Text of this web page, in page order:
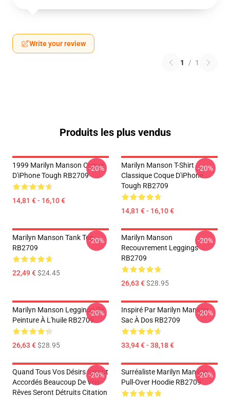
Write your review
1 / 1
Produits les plus vendus
1999 Marilyn Manson Coque
D'iPhone Tough RB2709
14,81 € - 16,10 €
-20%
Marilyn Manson T-Shirt
Classique Coque D'iPhone
Tough RB2709
14,81 € - 16,10 €
-20%
Marilyn Manson Tank Top
RB2709
22,49 €$24.45
-20%
Marilyn Manson
Recouvrement Leggings
RB2709
26,63 €$28.95
-20%
Marilyn Manson Leggings De
Peinture À L'huile RB2709
26,63 €$28.95
-20%
Inspiré Par Marilyn Manson
Sac À Dos RB2709
33,94 € - 38,18 €
-20%
Quand Tous Vos Désirs Seront
Accordés Beaucoup De Vos
Rêves Seront Détruits Citation
-20%
Surréaliste Marilyn Manson
Pull-Over Hoodie RB2709
-20%